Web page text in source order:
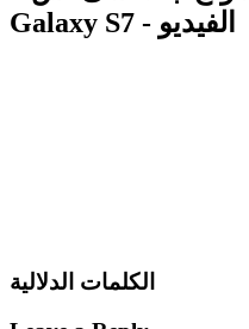
Galaxy S7 - الفيديو
الكلمات الدلالية